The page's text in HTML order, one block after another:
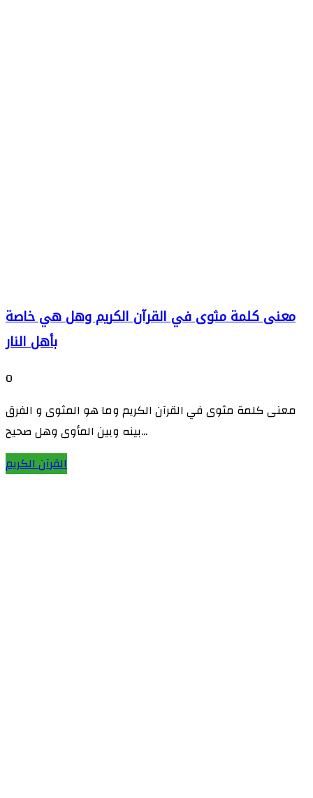
معنى كلمة مثوى في القرآن الكريم وهل هي خاصة
بأهل النار
0
معنى كلمة مثوى في القرآن الكريم وما هو المثوى و الفرق
بينه وبين المأوى وهل صحيح...
القرآن الكريم